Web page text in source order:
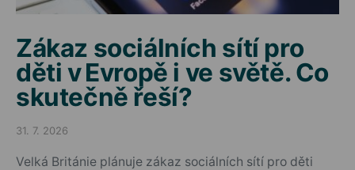
Zákaz sociálních sítí pro
děti v Evropě i ve světě. Co
skutečně řeší?
Posted on
31. 7. 2026
Velká Británie plánuje zákaz sociálních sítí pro děti